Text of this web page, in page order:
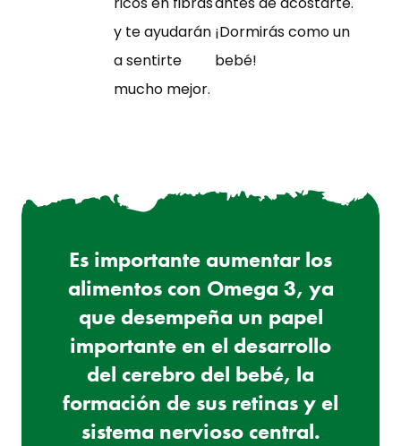
y te ayudarán
a sentirte
mucho mejor.
¡Dormirás como un
bebé!
Es importante aumentar los
alimentos con Omega 3, ya
que desempeña un papel
importante en el desarrollo
del cerebro del bebé, la
formación de sus retinas y el
sistema nervioso central.